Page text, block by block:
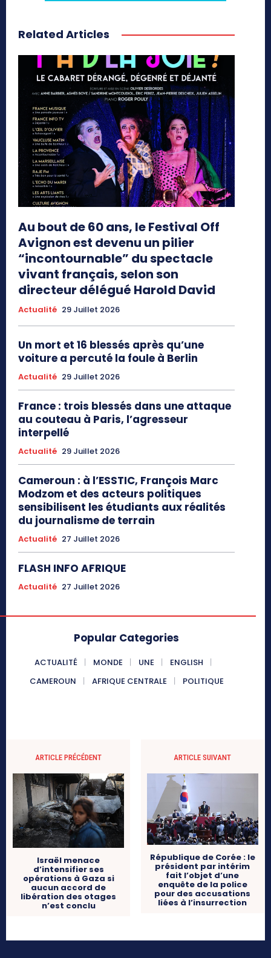
Related Articles
Au bout de 60 ans, le Festival Off
Avignon est devenu un pilier
“incontournable” du spectacle
vivant français, selon son
directeur délégué Harold David
Actualité 29 Juillet 2026
Un mort et 16 blessés après qu’une
voiture a percuté la foule à Berlin
Actualité 29 Juillet 2026
France : trois blessés dans une attaque
au couteau à Paris, l’agresseur
interpellé
Actualité 29 Juillet 2026
Cameroun : à l’ESSTIC, François Marc
Modzom et des acteurs politiques
sensibilisent les étudiants aux réalités
du journalisme de terrain
Actualité 27 Juillet 2026
FLASH INFO AFRIQUE
Actualité 27 Juillet 2026
Popular Categories
ACTUALITÉ MONDE UNE
ENGLISH
CAMEROUN
AFRIQUE CENTRALE POLITIQUE
ARTICLE PRÉCÉDENT
Israël menace
d’intensifier ses
opérations à Gaza si
aucun accord de
libération des otages
n’est conclu
ARTICLE SUIVANT
République de Corée : le
président par intérim
fait l’objet d’une
enquête de la police
pour des accusations
liées à l’insurrection